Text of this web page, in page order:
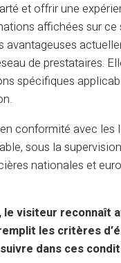
et offrir une
affichées sur ce
avantageuses
de prestataires.
spécifiques
conformité avec les
sous la
nationales et
le visiteur reconnaît
les critères
dans ces